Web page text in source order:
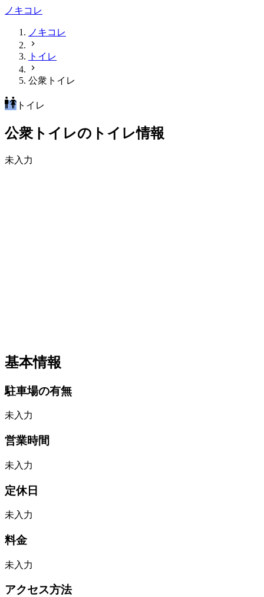
ノキコレ
ノキコレ
トイレ
公衆トイレ
トイレ
公衆トイレのトイレ情報
未入力
基本情報
駐車場の有無
未入力
営業時間
未入力
定休日
未入力
料金
未入力
アクセス方法